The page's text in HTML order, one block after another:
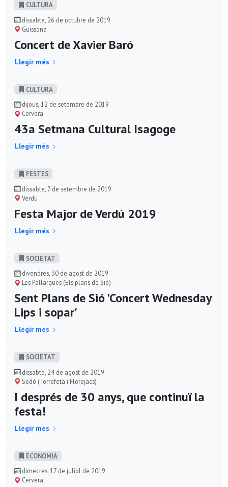
CULTURA
dissabte, 26 de octubre de 2019
Guissona
Concert de Xavier Baró
Llegir més
CULTURA
dijous, 12 de setembre de 2019
Cervera
43a Setmana Cultural Isagoge
Llegir més
FESTES
dissabte, 7 de setembre de 2019
Verdú
Festa Major de Verdú 2019
Llegir més
SOCIETAT
divendres, 30 de agost de 2019
Les Pallargues (Els plans de Sió)
Sent Plans de Sió 'Concert Wednesday
Lips i sopar'
Llegir més
SOCIETAT
dissabte, 24 de agost de 2019
Sedó (Torrefeta i Florejacs)
I després de 30 anys, que continuï la
festa!
Llegir més
ECONOMIA
dimecres, 17 de juliol de 2019
Cervera